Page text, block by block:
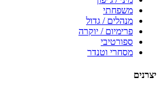
משפחתי
מנהלים / גדול
פרימיום / יוקרה
ספורטיבי
מסחרי וטנדר
יצרנים